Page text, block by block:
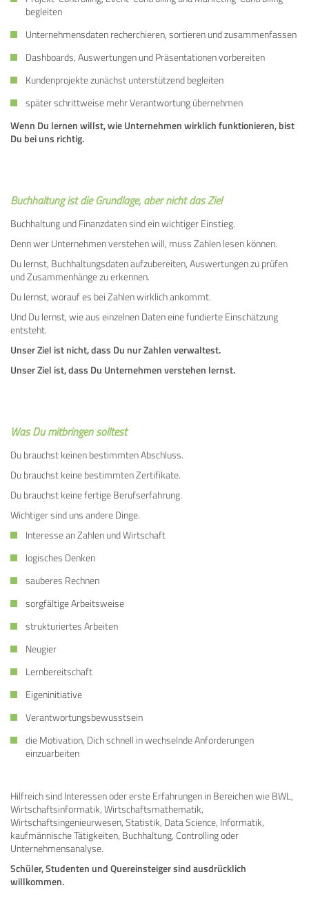
begleiten
Unternehmensdaten recherchieren, sortieren und zusammenfassen
Dashboards, Auswertungen und Präsentationen vorbereiten
Kundenprojekte zunächst unterstützend begleiten
später schrittweise mehr Verantwortung übernehmen
Wenn Du lernen willst, wie Unternehmen wirklich funktionieren, bist
Du bei uns richtig.
Buchhaltung ist die Grundlage, aber nicht das Ziel
Buchhaltung und Finanzdaten sind ein wichtiger Einstieg.
Denn wer Unternehmen verstehen will, muss Zahlen lesen können.
Du lernst, Buchhaltungsdaten aufzubereiten, Auswertungen zu prüfen
und Zusammenhänge zu erkennen.
Du lernst, worauf es bei Zahlen wirklich ankommt.
Und Du lernst, wie aus einzelnen Daten eine fundierte Einschätzung
entsteht.
Unser Ziel ist nicht, dass Du nur Zahlen verwaltest.
Unser Ziel ist, dass Du Unternehmen verstehen lernst.
Was Du mitbringen solltest
Du brauchst keinen bestimmten Abschluss.
Du brauchst keine bestimmten Zertifikate.
Du brauchst keine fertige Berufserfahrung.
Wichtiger sind uns andere Dinge.
Interesse an Zahlen und Wirtschaft
logisches Denken
sauberes Rechnen
sorgfältige Arbeitsweise
strukturiertes Arbeiten
Neugier
Lernbereitschaft
Eigeninitiative
Verantwortungsbewusstsein
die Motivation, Dich schnell in wechselnde Anforderungen
einzuarbeiten
Hilfreich sind Interessen oder erste Erfahrungen in Bereichen wie BWL,
Wirtschaftsinformatik, Wirtschaftsmathematik,
Wirtschaftsingenieurwesen, Statistik, Data Science, Informatik,
kaufmännische Tätigkeiten, Buchhaltung, Controlling oder
Unternehmensanalyse.
Schüler, Studenten und Quereinsteiger sind ausdrücklich
willkommen.